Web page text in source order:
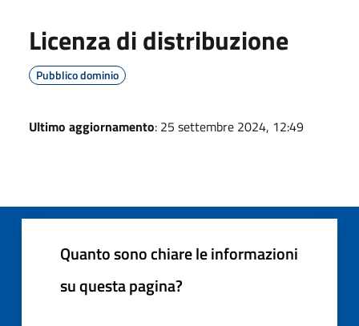
Licenza di distribuzione
Pubblico dominio
Ultimo aggiornamento: 25 settembre 2024, 12:49
Quanto sono chiare le informazioni
su questa pagina?